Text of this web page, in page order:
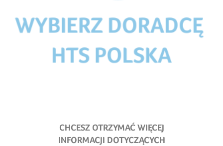
CHCESZ OTRZYMAĆ WIĘCEJ
INFORMACJI DOTYCZĄCYCH